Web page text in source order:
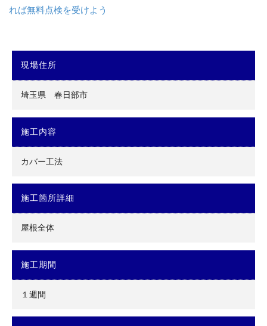
れば無料点検を受けよう
現場住所
埼玉県 春日部市
施工内容
カバー工法
施工箇所詳細
屋根全体
施工期間
１週間